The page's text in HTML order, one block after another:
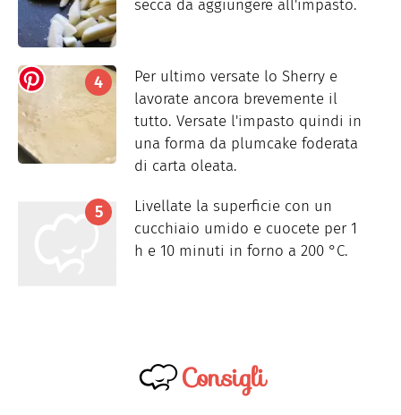
secca da aggiungere all'impasto.
Per ultimo versate lo Sherry e
lavorate ancora brevemente il
tutto. Versate l'impasto quindi in
una forma da plumcake foderata
di carta oleata.
Livellate la superficie con un
cucchiaio umido e cuocete per 1
h e 10 minuti in forno a 200 °C.
Consigli